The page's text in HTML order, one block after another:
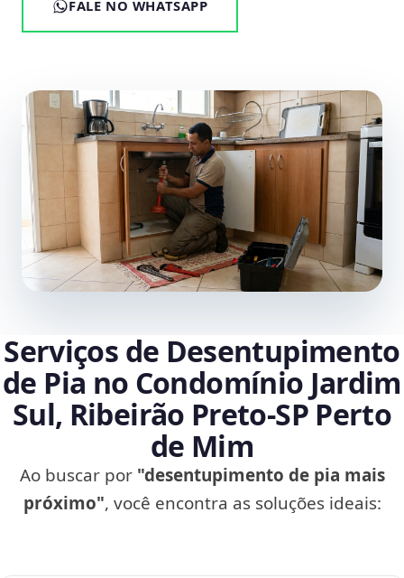
FALE NO WHATSAPP
Serviços de Desentupimento
de Pia no Condomínio Jardim
Sul, Ribeirão Preto‑SP Perto
de Mim
Ao buscar por "desentupimento de pia mais
próximo", você encontra as soluções ideais: